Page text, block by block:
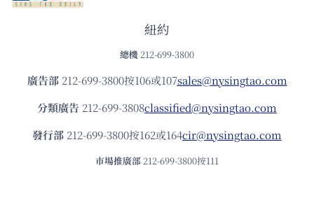
紐約
總機 212-699-3800
廣告部212-699-3800按106或107sales@nysingtao.com
分類廣告 212-699-3808classified@nysingtao.com
發⾏部 212-699-3800按162或164cir@nysingtao.com
市場推廣部 212-699-3800按111